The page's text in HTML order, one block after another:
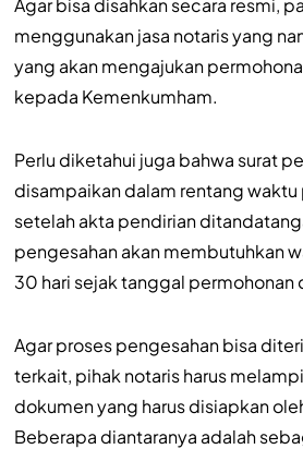
menggunakan jasa notaris yang
yang akan mengajukan
kepada Kemenkumham.
Perlu diketahui juga bahwa surat
disampaikan dalam rentang waktu
setelah akta pendirian
pengesahan akan membutuhkan
30 hari sejak tanggal permohonan
Agar proses pengesahan bisa
terkait, pihak notaris harus
dokumen yang harus disiapkan
Beberapa diantaranya adalah